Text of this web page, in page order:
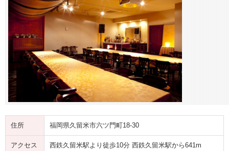
住所 福岡県久留米市六ツ門町18-30
アクセス 西鉄久留米駅より徒歩10分 西鉄久留米駅から641m